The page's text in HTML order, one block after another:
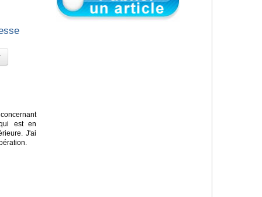
est en
J'ai